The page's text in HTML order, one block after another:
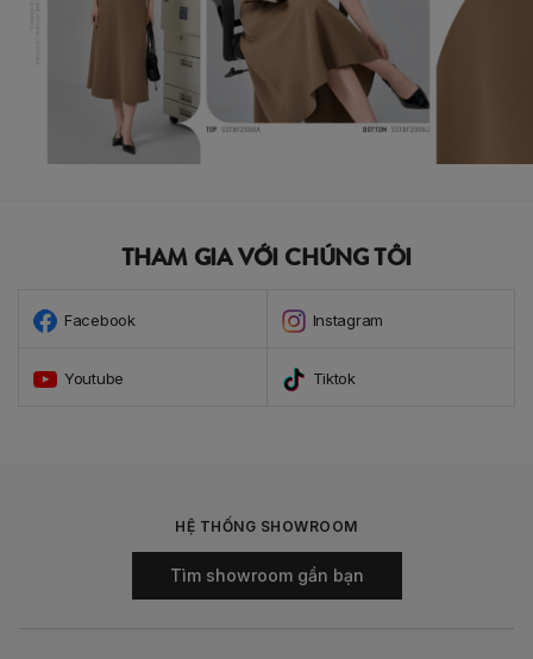
THAM GIA VỚI CHÚNG TÔI
Facebook Instagram
Youtube Tiktok
HỆ THỐNG SHOWROOM
Tìm showroom gần bạn